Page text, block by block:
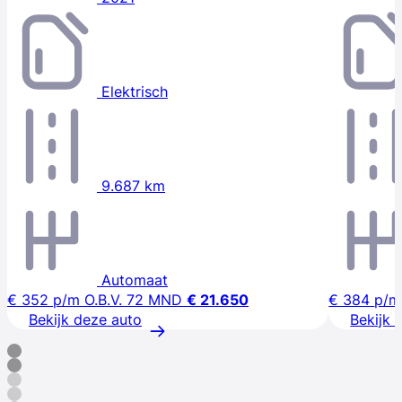
Elektrisch
9.687 km
Automaat
€ 352 p/m O.B.V. 72 MND € 21.650
Bekijk deze auto
€ 384 p/m
Bekijk